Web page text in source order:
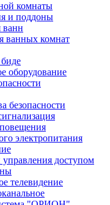
комнаты
и поддоны
ванн
ванных комнат
оборудование
безопасности
электропитания
доступом
телевидение